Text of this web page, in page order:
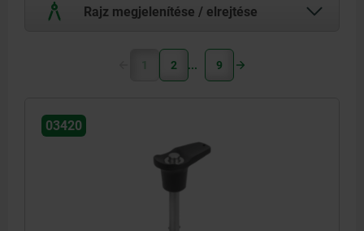
Rajz megjelenítése / elrejtése
1 2 9
03420